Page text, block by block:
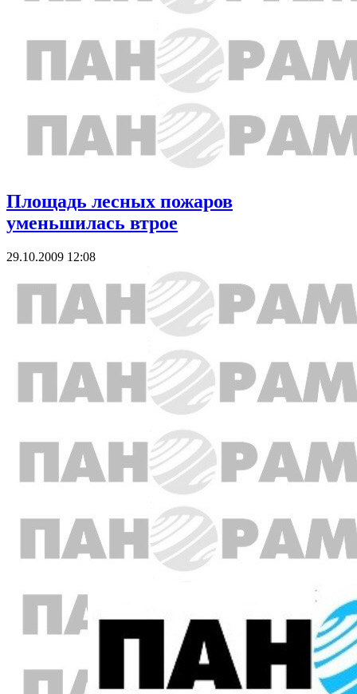
Площадь лесных пожаров
уменьшилась втрое
29.10.2009 12:08